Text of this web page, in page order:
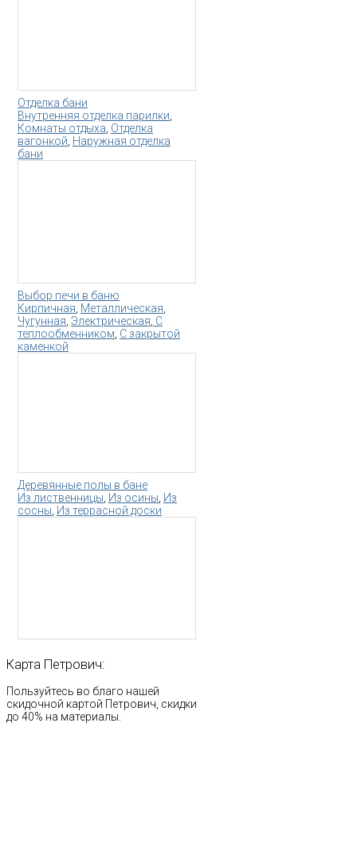
Отделка бани
Внутренняя отделка парилки
Комнаты отдыха Отделка
вагонкой Наружная отделка
бани
Выбор печи в баню
Кирпичная Металлическая
Чугунная Электрическая С
теплообменником С закрытой
каменкой
Деревянные полы в бане
Из лиственницы Из осины Из
сосны Из террасной доски
Карта Петрович:
Пользуйтесь во благо нашей
скидочной картой Петрович, скидки
до 40% на материалы.